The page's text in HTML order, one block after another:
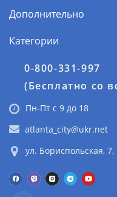
Дополнительно
Категории
0-800-331-997
(Бесплатно со
Пн-Пт с 9 до 18
atlanta_city@ukr.net
ул. Бориспольская,